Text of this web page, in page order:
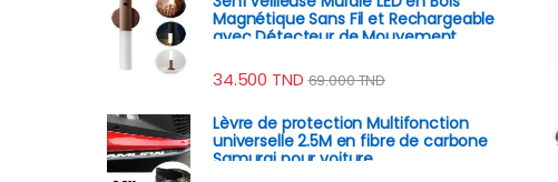
Magnétique Sans Fil et Rechargeable
avec Détecteur de Mouvement
34.500 TND 69.000TND
Lèvre de protection Multifonction
universelle 2.5M en fibre de carbone
Samurai pour voiture